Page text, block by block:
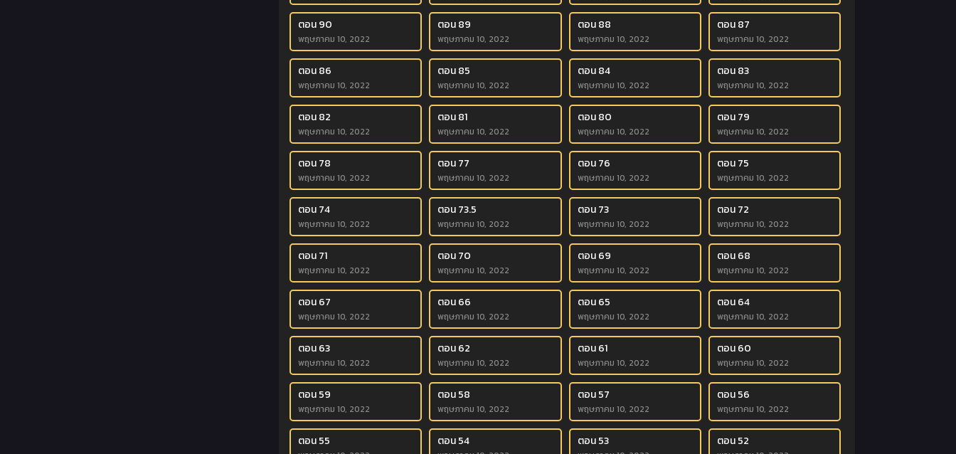
ตอน 90
พฤษภาคม 10, 2022
ตอน 89
พฤษภาคม 10, 2022
ตอน 88
พฤษภาคม 10, 2022
ตอน 87
พฤษภาคม 10, 2022
ตอน 86
พฤษภาคม 10, 2022
ตอน 85
พฤษภาคม 10, 2022
ตอน 84
พฤษภาคม 10, 2022
ตอน 83
พฤษภาคม 10, 2022
ตอน 82
พฤษภาคม 10, 2022
ตอน 81
พฤษภาคม 10, 2022
ตอน 80
พฤษภาคม 10, 2022
ตอน 79
พฤษภาคม 10, 2022
ตอน 78
พฤษภาคม 10, 2022
ตอน 77
พฤษภาคม 10, 2022
ตอน 76
พฤษภาคม 10, 2022
ตอน 75
พฤษภาคม 10, 2022
ตอน 74
พฤษภาคม 10, 2022
ตอน 73.5
พฤษภาคม 10, 2022
ตอน 73
พฤษภาคม 10, 2022
ตอน 72
พฤษภาคม 10, 2022
ตอน 71
พฤษภาคม 10, 2022
ตอน 70
พฤษภาคม 10, 2022
ตอน 69
พฤษภาคม 10, 2022
ตอน 68
พฤษภาคม 10, 2022
ตอน 67
พฤษภาคม 10, 2022
ตอน 66
พฤษภาคม 10, 2022
ตอน 65
พฤษภาคม 10, 2022
ตอน 64
พฤษภาคม 10, 2022
ตอน 63
พฤษภาคม 10, 2022
ตอน 62
พฤษภาคม 10, 2022
ตอน 61
พฤษภาคม 10, 2022
ตอน 60
พฤษภาคม 10, 2022
ตอน 59
พฤษภาคม 10, 2022
ตอน 58
พฤษภาคม 10, 2022
ตอน 57
พฤษภาคม 10, 2022
ตอน 56
พฤษภาคม 10, 2022
ตอน 55 ตอน 54 ตอน 53 ตอน 52